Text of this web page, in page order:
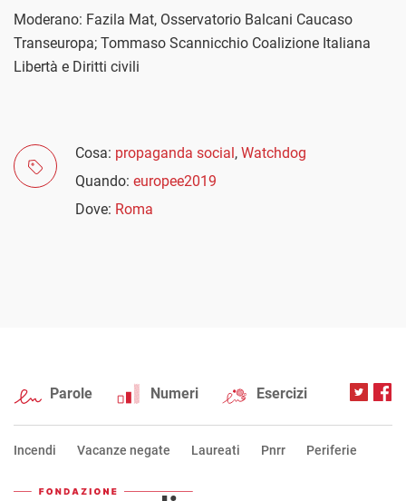
Moderano: Fazila Mat, Osservatorio Balcani Caucaso
Transeuropa; Tommaso Scannicchio Coalizione Italiana
Libertà e Diritti civili
Cosa: propaganda social, Watchdog
Quando: europee2019
Dove: Roma
Parole Numeri Esercizi
Incendi Vacanze negate Laureati Pnrr Periferie